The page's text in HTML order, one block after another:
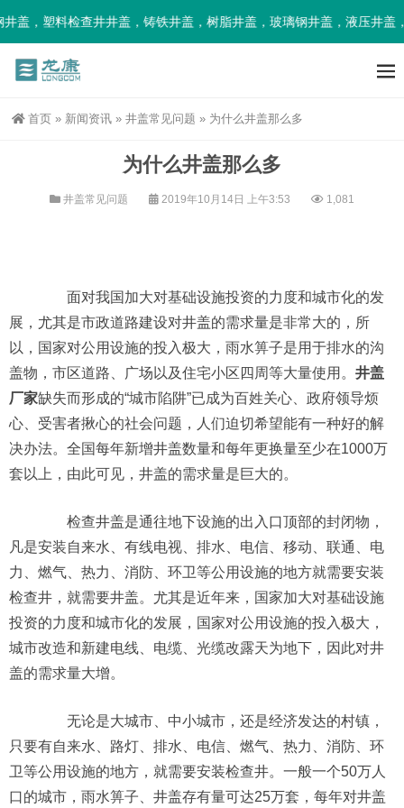
盖，塑料检查井井盖，铸铁井盖，树脂井盖，玻璃钢井盖，液压井盖
首页 » 新闻资讯 » 井盖常见问题 » 为什么井盖那么多
为什么井盖那么多
井盖常见问题 2019年10月14日 上午3:53 1,081
面对我国加大对基础设施投资的力度和城市化的发
展，尤其是市政道路建设对井盖的需求量是非常大的，所
以，国家对公用设施的投入极大，雨水箅子是用于排水的沟
盖物，市区道路、广场以及住宅小区四周等大量使用。 井盖
厂家缺失而形成的“城市陷阱”已成为百姓关心、政府领导烦
心、受害者揪心的社会问题，人们迫切希望能有一种好的解
决办法。全国每年新增井盖数量和每年更换量至少在1000万
套以上，由此可见，井盖的需求量是巨大的。
检查井盖是通往地下设施的出入口顶部的封闭物，
凡是安装自来水、有线电视、排水、电信、移动、联通、电
力、燃气、热力、消防、环卫等公用设施的地方就需要安装
检查井，就需要井盖。尤其是近年来，国家加大对基础设施
投资的力度和城市化的发展，国家对公用设施的投入极大，
城市改造和新建电线、电缆、光缆改露天为地下，因此对井
盖的需求量大增。
无论是大城市、中小城市，还是经济发达的村镇，
只要有自来水、路灯、排水、电信、燃气、热力、消防、环
卫等公用设施的地方，就需要安装检查井。一般一个50万人
口的城市，雨水箅子、井盖存有量可达25万套，每年对井盖